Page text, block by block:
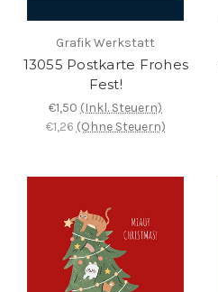
Grafik Werkstatt
13055 Postkarte Frohes
Fest!
€1,50 (Inkl. Steuern)
€1,26 (Ohne Steuern)